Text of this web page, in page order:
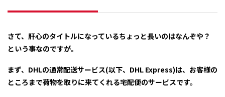
さて、肝心のタイトルになっているちょっと長いのはなんぞや？
という事なのですが。
まず、DHLの通常配送サービス(以下、DHL Express)は、お客様の
ところまで荷物を取りに来てくれる宅配便のサービスです。